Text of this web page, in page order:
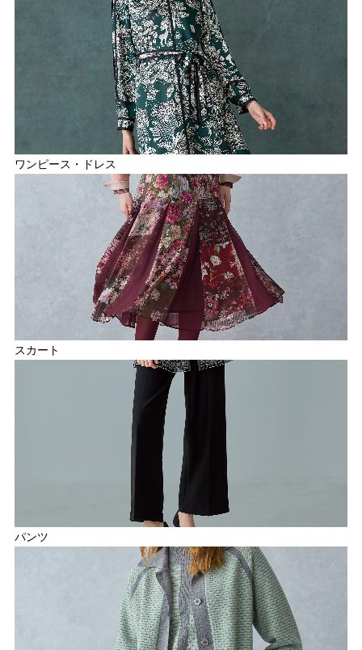
ワンピース・ドレス
スカート
パンツ